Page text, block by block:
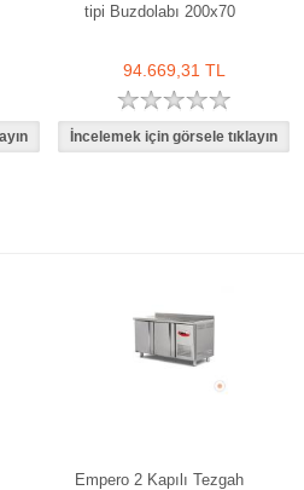
tipi Buzdolabı 200x70
94.669,31 TL
Empero 2 Kapılı Tezgah